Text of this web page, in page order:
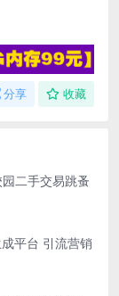
分享 收藏
二手交易跳蚤
平台 引流营销